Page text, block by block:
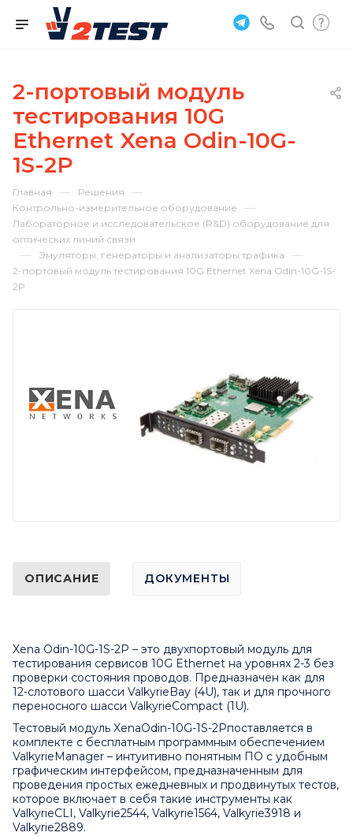
2-портовый модуль
тестирования 10G
Ethernet Xena Odin-10G-
1S-2P
Главная — Решения —
Контрольно-измерительное оборудование —
Лабораторное и исследовательское (R&D) оборудование для
оптических линий связи
— Эмуляторы, генераторы и анализаторы трафика —
2-портовый модуль тестирования 10G Ethernet Xena Odin-10G-1S-
2P
ОПИСАНИЕ ДОКУМЕНТЫ
Xena Odin-10G-1S-2P – это двухпортовый модуль для
тестирования сервисов 10G Ethernet на уровнях 2-3 без
проверки состояния проводов. Предназначен как для
12-слотового шасси ValkyrieBay (4U), так и для прочного
переносного шасси ValkyrieCompact (1U).
Тестовый модуль XenaOdin-10G-1S-2Pпоставляется в
комплекте с бесплатным программным обеспечением
ValkyrieManager – интуитивно понятным ПО с удобным
графическим интерфейсом, предназначенным для
проведения простых ежедневных и продвинутых тестов,
которое включает в себя такие инструменты как
ValkyrieCLI, Valkyrie2544, Valkyrie1564, Valkyrie3918 и
Valkyrie2889.